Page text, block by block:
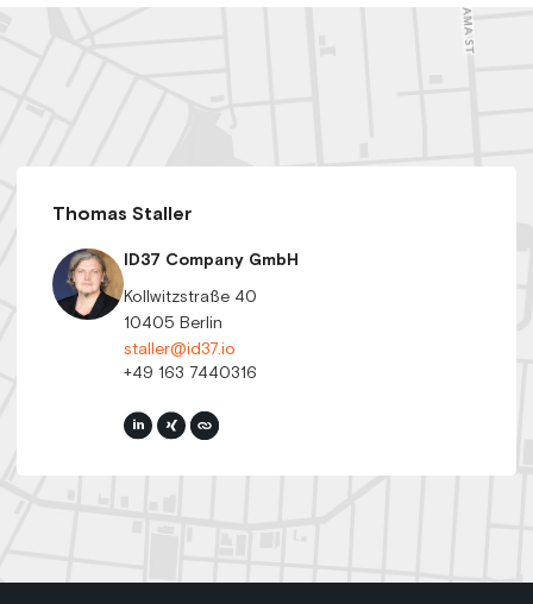
Thomas Staller
ID37 Company GmbH
Kollwitzstraße 40
10405 Berlin
staller@id37.io
+49 163 7440316